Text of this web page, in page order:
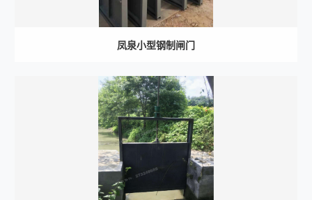
凤泉小型钢制闸门